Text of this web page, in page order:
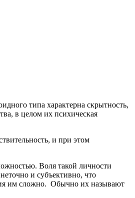
типа характерна скрытность,
в целом их психическая
и при этом
Воля такой личности
и субъективно, что
им сложно. Обычно их называют